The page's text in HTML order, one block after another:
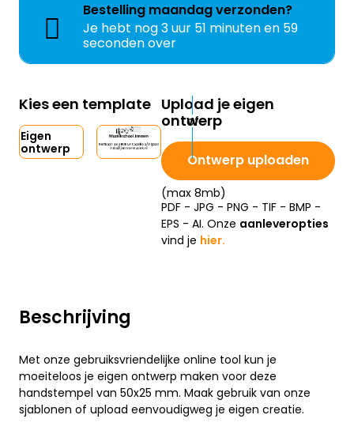
Beschrijving
Met onze gebruiksvriendelijke online tool kun je
moeiteloos je eigen ontwerp maken voor deze
handstempel van 50x25 mm. Maak gebruik van onze
sjablonen of upload eenvoudigweg je eigen creatie.
Bestelling maandagverzonden?
Je hebt nog3 uur 51 minuten en 59
seconden over
Kies een template
Eigen
ontwerp
Upload je eigen
ontwerp
Ontwerp uploaden
(max 8mb)
PDF - JPG - PNG - TIF - BMP -
EPS - AI. Onze aanleveropties
vind je hier.